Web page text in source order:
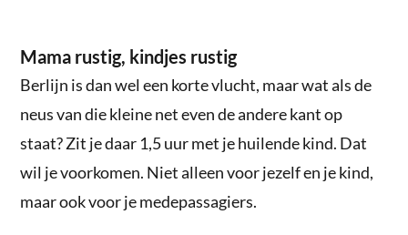
Mama rustig, kindjes rustig
Berlijn is dan wel een korte vlucht, maar wat als de
neus van die kleine net even de andere kant op
staat? Zit je daar 1,5 uur met je huilende kind. Dat
wil je voorkomen. Niet alleen voor jezelf en je kind,
maar ook voor je medepassagiers.